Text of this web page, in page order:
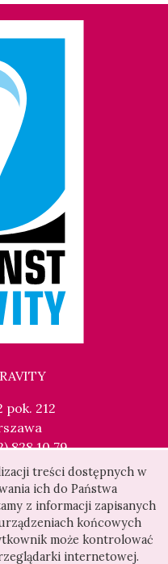
treści dostępnych w
ich do Państwa
z informacji zapisanych
końcowych
może kontrolować
internetowej.
pok. 212
828 10 79